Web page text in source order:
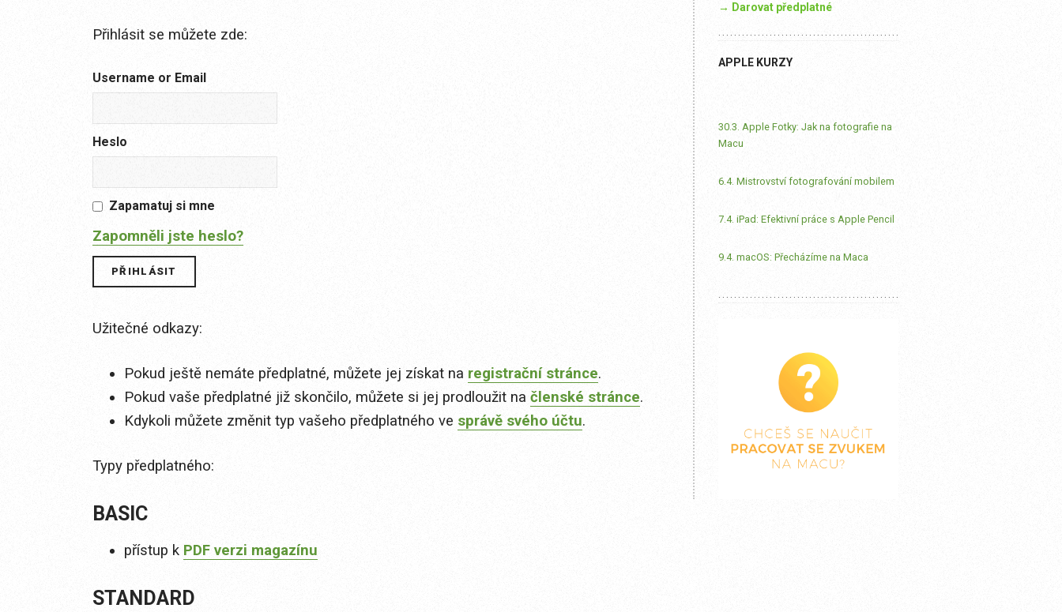
Přihlásit se můžete zde:
Username or Email
Heslo
Zapamatuj si mne
Zapomněli jste heslo?
Užitečné odkazy:
Pokud ještě nemáte předplatné, můžete jej získat na registrační stránce.
Pokud vaše předplatné již skončilo, můžete si jej prodloužit na členské stránce.
Kdykoli můžete změnit typ vašeho předplatného ve správě svého účtu.
Typy předplatného:
BASIC
přístup k PDF verzi magazínu
STANDARD
→ Darovat předplatné
APPLE KURZY
30.3. Apple Fotky: Jak na fotografie na
Macu
6.4. Mistrovství fotografování mobilem
7.4. iPad: Efektivní práce s Apple Pencil
9.4. macOS: Přecházíme na Maca